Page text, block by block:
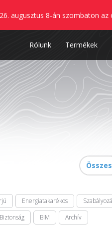
augusztus 8-án szombaton
Rólunk Termékek
Összes
Energiatakarékos
Biztonság BIM Archív